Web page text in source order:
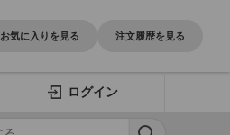
お気に入りを見る 注文履歴を見る
ログイン